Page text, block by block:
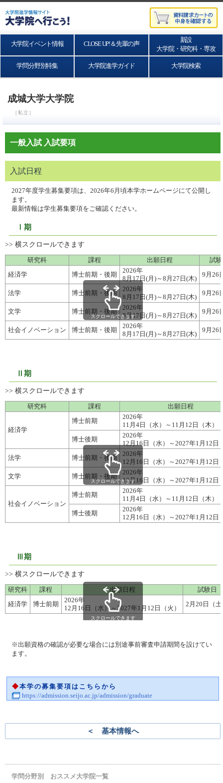
大学院イベント情報 CLOSE UP!＆先輩の声
新設
大学院・研究科・専攻
学問分野別特集 大学院進学ガイド 大学院検索
成城大学大学院
［私立］
一般入試 入試要項
入試日程
2027年度学生募集要項は、2026年6月頃本学ホームページにて公開し
ます。
最新情報は学生募集要項をご確認ください。
Ⅰ期
研究科 課程 出願日程 試
経済学 博士前期・後期
2026年
8月17日(月)～8月27日(木)
9月26
法学 博士前期・後期
2026年
8月17日(月)～8月27日(木)
9月26
文学 博士前期・後期
2026年
8月17日(月)～8月27日(木)
9月26
社会イノベーション 博士前期・後期
2026年
8月17日(月)～8月27日(木)
9月26
スクロールできます
Ⅱ期
研究科 課程 出願日程
経済学
博士前期
2026年
11月4日（水）～11月12日（木）
博士後期
2026年
12月16日（水）～2027年1月12日
法学 博士前期・後期
2026年
12月16日（水）～2027年1月12日
文学 博士前期・後期
2026年
12月16日（水）～2027年1月12日
社会イノベーション
博士前期
2026年
11月4日（水）～11月12日（木）
博士後期
2026年
12月16日（水）～2027年1月12日
スクロールできます
Ⅲ期
研究科 課程 出願日程 試験日
経済学 博士前期
2026年
12月16日（水）～2027年1月12日（火）
2月20日（
スクロールできます
※出願資格の確認が必要な場合には別途事前審査申請期間を設けてい
ます。
◆本学の募集要項はこちらから
https://admission.seijo.ac.jp/admission/graduate
＜ 基本情報へ
学問分野別 おススメ大学院一覧